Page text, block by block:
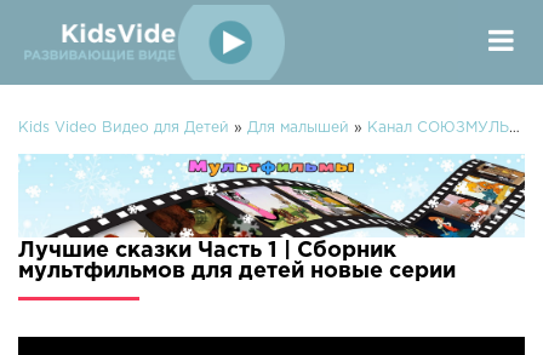
Kids Video Видео для Детей » Для малышей » Канал СОЮЗМУЛЬТФИЛЬМЫ
Лучшие сказки Часть 1 | Сборник
мультфильмов для детей новые серии